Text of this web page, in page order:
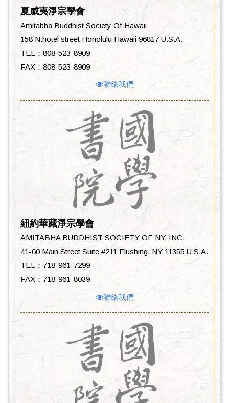
夏威夷淨宗學會
Amitabha Buddhist Society Of Hawaii
158 N.hotel street Honolulu Hawaii 96817 U.S.A.
TEL：808-523-8909
FAX：808-523-8909
聯絡我們
紐約華藏淨宗學會
AMITABHA BUDDHIST SOCIETY OF NY, INC.
41-60 Main Street Suite #211 Flushing, NY 11355 U.S.A.
TEL：718-961-7299
FAX：718-961-8039
聯絡我們